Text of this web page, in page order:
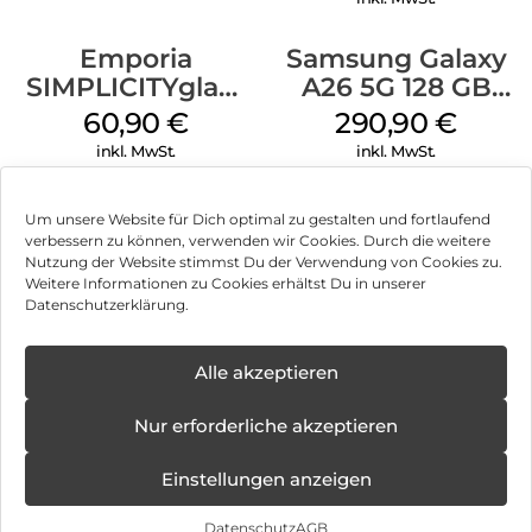
Um unsere Website für Dich optimal zu gestalten und fortlaufend
verbessern zu können, verwenden wir Cookies. Durch die weitere
Nutzung der Website stimmst Du der Verwendung von Cookies zu.
Weitere Informationen zu Cookies erhältst Du in unserer
Datenschutzerklärung.
Alle akzeptieren
Nur erforderliche akzeptieren
Einstellungen anzeigen
DatenschutzAGB
26 Stunden Instagram-Nutzung.
26 Stunden Musikwiedergabe.
47 Stunden Telefonate.
Kapazität bei.
50-W-Schnellladefunktion:
Ladung für den ganzen Tag in weniger als 30 Minuten.
Nothing OS:
Mit Nothing OS läuft das Leben Leichter:
Eine entspannte, personalisierte und bewusste
Nutzererfahrung mit smarten Tools, die dich fokussiert
halten. Basierend auf Android 16 mit 3 Jahren OS-Updates
Emporia
SIMPLICITYglam
Weiss
60,90€
inkl. MwSt.
Samsung Galaxy
A26 5G 128 GB
Mint
290,90€
inkl. MwSt.
Samsung Galaxy
A16 LTE 128 GB
Black
130,90€
inkl. MwSt.
Samsung Galaxy
S25 Ultra 1TB
Titanium Black
1.808,90€
Samsung Galaxy
GB Black
237,90€
Doro Leva L30
119,90
Crosscall Core S5
Motorola Moto